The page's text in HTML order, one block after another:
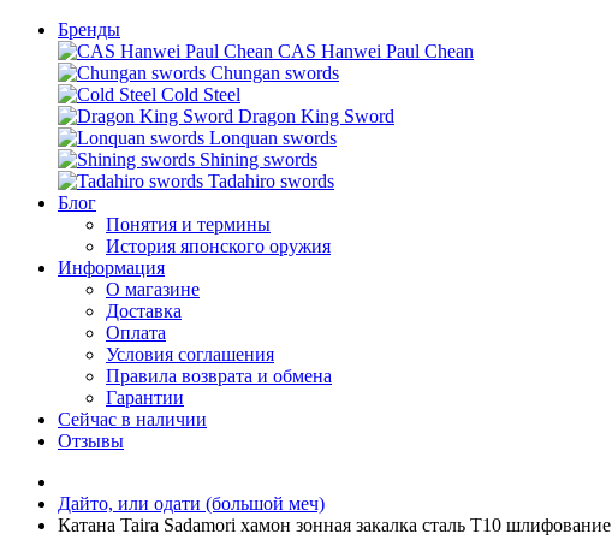
Бренды
CAS Hanwei Paul Chean
Chungan swords
Cold Steel
Dragon King Sword
Lonquan swords
Shining swords
Tadahiro swords
Блог
Понятия и термины
История японского оружия
Информация
О магазине
Доставка
Оплата
Условия соглашения
Правила возврата и обмена
Гарантии
Сейчас в наличии
Отзывы
Дайто, или одати (большой меч)
Катана Taira Sadamori хамон зонная закалка сталь T10 шлифование